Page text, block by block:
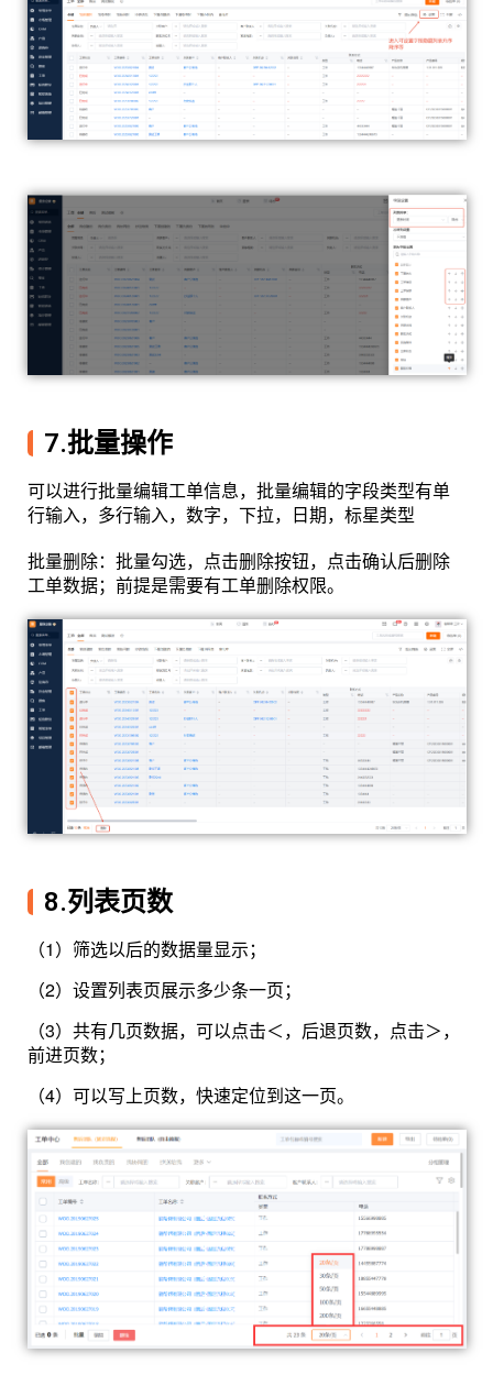
7.批量操作
可以进行批量编辑工单信息，批量编辑的字段类型有单
行输入，多行输入，数字，下拉，日期，标星类型
批量删除：批量勾选，点击删除按钮，点击确认后删除
工单数据；前提是需要有工单删除权限。
8.列表页数
（1）筛选以后的数据量显示；
（2）设置列表页展示多少条一页；
（3）共有几页数据，可以点击＜，后退页数，点击＞，
前进页数；
（4）可以写上页数，快速定位到这一页。